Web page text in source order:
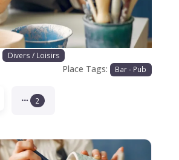
Divers / Loisirs
Place Tags: Bar - Pub
2